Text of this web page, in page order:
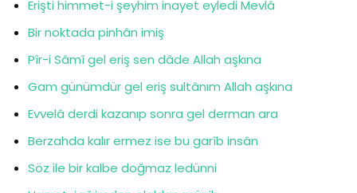
Erişti himmet-i şeyhim inayet eyledi Mevlâ
Bir noktada pinhân imiş
Pîr-i Sâmî gel eriş sen dâde Allah aşkına
Gam günümdür gel eriş sultânım Allah aşkına
Evvelâ derdi kazanıp sonra gel derman ara
Berzahda kalır ermez ise bu garîb insân
Söz ile bir kalbe doğmaz ledünni